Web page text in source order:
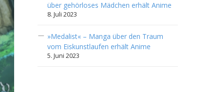
über gehörloses Mädchen erhält Anime
8. Juli 2023
»Medalist« – Manga über den Traum
vom Eiskunstlaufen erhält Anime
5. Juni 2023